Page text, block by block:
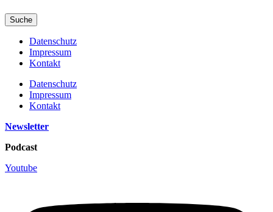
Suche
Datenschutz
Impressum
Kontakt
Datenschutz
Impressum
Kontakt
Newsletter
Podcast
Youtube